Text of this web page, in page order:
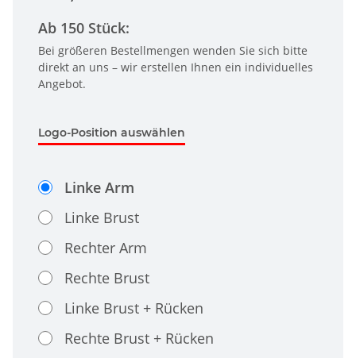
Ab 150 Stück:
Bei größeren Bestellmengen wenden Sie sich bitte
direkt an uns – wir erstellen Ihnen ein individuelles
Angebot.
Logo-Position auswählen
Linke Arm
Linke Brust
Rechter Arm
Rechte Brust
Linke Brust + Rücken
Rechte Brust + Rücken